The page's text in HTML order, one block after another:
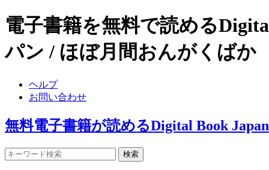
電子書籍を無料で読める
パン / ほぼ月間おんがくば
ヘルプ
お問い合わせ
無料電子書籍が読めるDigital Book